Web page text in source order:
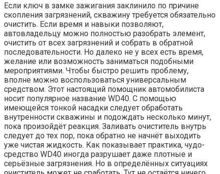
Если ключ в замке зажигания заклинило по причине
скопления загрязнений, скважину требуется обязательно
очистить. Если время и навыки позволяют,
автовладельцу можно полностью разобрать элемент,
очистить от всех загрязнений и собрать в обратной
последовательности. Но далеко не у всех есть время,
желание или возможность заниматься подобными
мероприятиями. Чтобы быстро решить проблему,
вполне можно воспользоваться универсальным
средством. Этот настоящий помощник автомобилиста
носит популярное название WD40. С помощью
имеющейся тонкой насадки следует обработать
внутренности скважины и подождать несколько минут,
пока произойдёт реакция. Заливать очиститель внутрь
следует до тех пор, пока обратно не начнёт выходить
уже чистая жидкость. Как показывает практика, чудо-
средство WD40 иногда разрушает даже плотные и
серьёзные загрязнения. Но в определённых ситуациях